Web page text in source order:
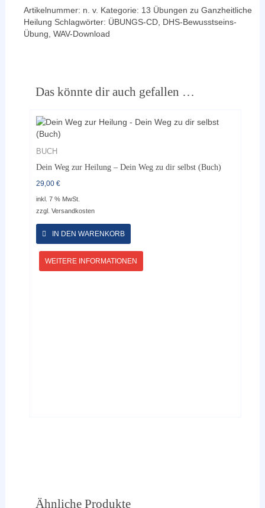
Artikelnummer: n. v. Kategorie: 13 Übungen zu Ganzheitliche
Heilung Schlagwörter: ÜBUNGS-CD DHS-Bewusstseins-
Übung ,WAV-Download
Das könnte dir auch gefallen …
BUCH
Dein Weg zur Heilung – Dein Weg zu dir selbst (Buch)
29,00€
inkl. 7 % MwSt.
zzgl.Versandkosten
IN DEN WARENKORB
WEITERE INFORMATIONEN
Ähnliche Produkte